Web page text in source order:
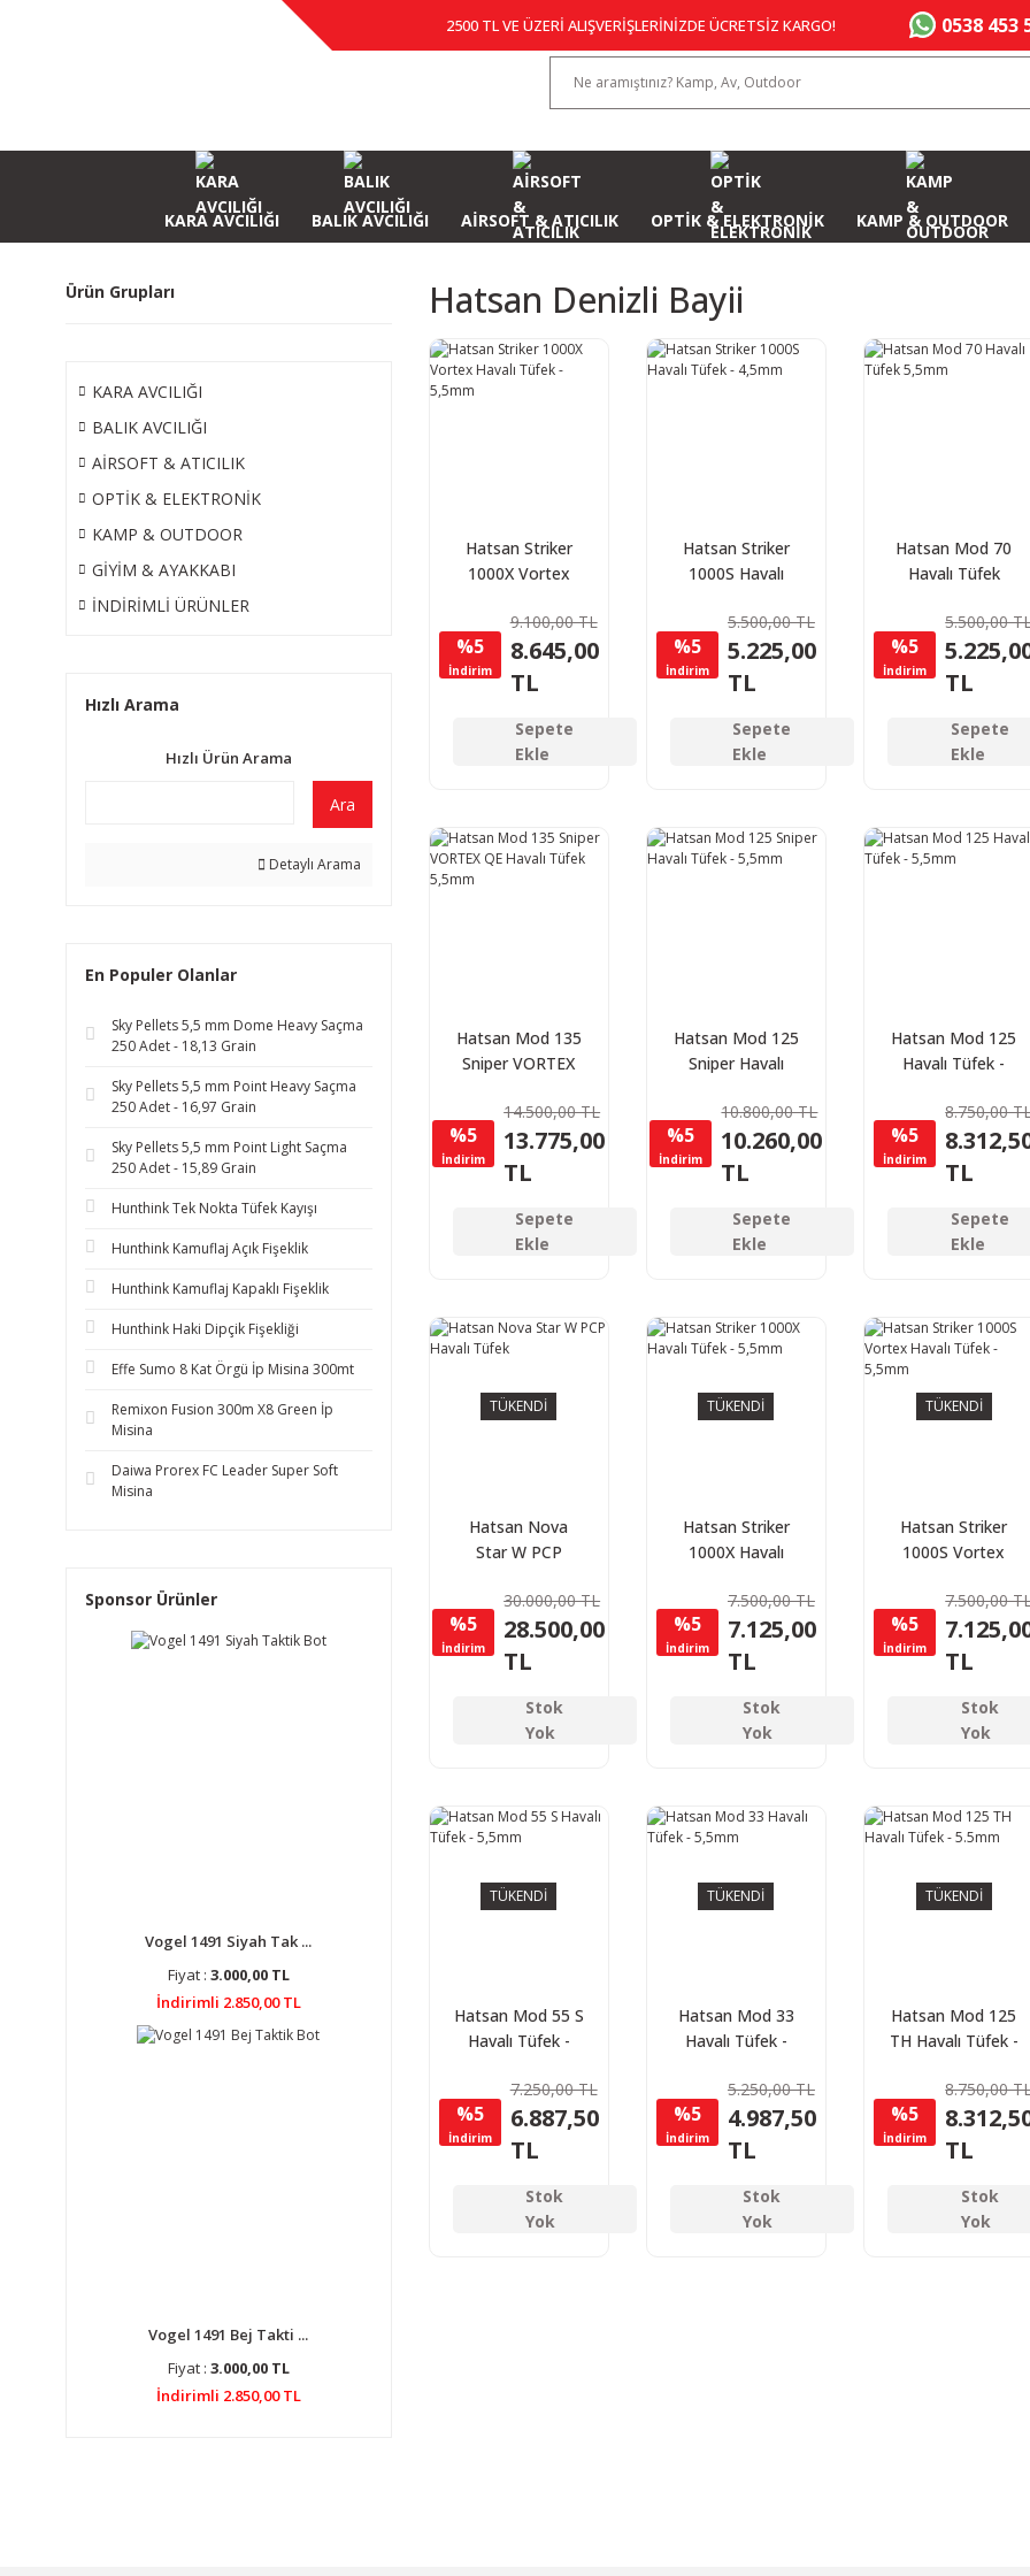
2500 TL VE ÜZERİ ALIŞVERİŞLERİNİZDE ÜCRETSİZ KARGO! 0538 453
KARA AVCILIĞI BALIK AVCILIĞI AİRSOFT & ATICILIK OPTİK & ELEKTRONİK KAMP & OUTDOOR
Ürün Grupları
KARA AVCILIĞI
BALIK AVCILIĞI
AİRSOFT & ATICILIK
OPTİK & ELEKTRONİK
KAMP & OUTDOOR
GİYİM & AYAKKABI
İNDİRİMLİ ÜRÜNLER
Hızlı Arama
Hızlı Ürün Arama
Ara
Detaylı Arama
En Populer Olanlar
Sky Pellets 5,5 mm Dome Heavy Saçma
250 Adet - 18,13 Grain
Sky Pellets 5,5 mm Point Heavy Saçma
250 Adet - 16,97 Grain
Sky Pellets 5,5 mm Point Light Saçma
250 Adet - 15,89 Grain
Hunthink Tek Nokta Tüfek Kayışı
Hunthink Kamuflaj Açık Fişeklik
Hunthink Kamuflaj Kapaklı Fişeklik
Hunthink Haki Dipçik Fişekliği
Effe Sumo 8 Kat Örgü İp Misina 300mt
Remixon Fusion 300m X8 Green İp
Misina
Daiwa Prorex FC Leader Super Soft
Misina
Sponsor Ürünler
Vogel 1491 Siyah Tak ...
Fiyat : 3.000,00 TL
İndirimli 2.850,00 TL
Vogel 1491 Bej Takti ...
Fiyat : 3.000,00 TL
İndirimli 2.850,00 TL
Hatsan Denizli Bayii
Hatsan Striker
1000X Vortex
5,5mm
%5
İndirim
9.100,00 TL
8.645,00
TL
Sepete
Ekle
Hatsan Striker
1000S Havalı
%5
İndirim
5.500,00 TL
5.225,00
TL
Sepete
Ekle
Hatsan Mod 70
Havalı Tüfek
%5
İndirim
5.500,00
TL
Sepete
Ekle
Hatsan Mod 135
Sniper VORTEX
5,5mm
%5
İndirim
14.500,00 TL
13.775,00
TL
Sepete
Ekle
Hatsan Mod 125
Sniper Havalı
%5
İndirim
10.800,00 TL
10.260,00
TL
Sepete
Ekle
Hatsan Mod 125
Havalı Tüfek -
%5
İndirim
8.750,00
TL
Sepete
Ekle
TÜKENDİ
Hatsan Nova
Star W PCP
%5
İndirim
30.000,00 TL
28.500,00
TL
Stok
Yok
TÜKENDİ
Hatsan Striker
1000X Havalı
%5
İndirim
7.500,00 TL
7.125,00
TL
Stok
Yok
TÜKENDİ
Hatsan Striker
1000S Vortex
5,5mm
%5
İndirim
7.500,00
TL
Stok
Yok
TÜKENDİ
Hatsan Mod 55 S
Havalı Tüfek -
%5
İndirim
7.250,00 TL
6.887,50
TL
Stok
Yok
TÜKENDİ
Hatsan Mod 33
Havalı Tüfek -
%5
İndirim
5.250,00 TL
4.987,50
TL
Stok
Yok
TÜKENDİ
Hatsan Mod 125
TH Havalı Tüfek -
%5
İndirim
8.750,00
TL
Stok
Yok